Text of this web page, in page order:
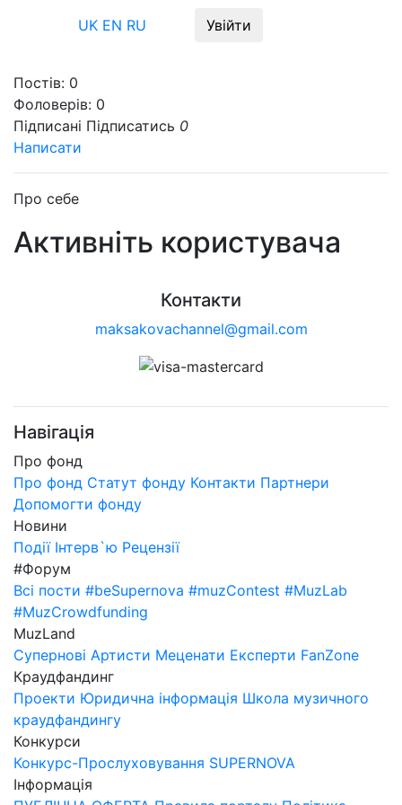
UK EN RU Увійти
Постів: 0
Фоловерів: 0
Підписані Підписатись 0
Написати
Про себе
Активніть користувача
Контакти
maksakovachannel@gmail.com
Навігація
Про фонд
Про фонд Статут фонду Контакти Партнери
Допомогти фонду
Новини
Події Інтерв`ю Рецензії
#Форум
Всі пости #beSupernova #muzContest #MuzLab
#MuzCrowdfunding
MuzLand
Супернові Артисти Меценати Експерти FanZone
Краудфандинг
Проекти Юридична інформація Школа музичного
краудфандингу
Конкурси
Конкурс-Прослуховування SUPERNOVA
Інформація